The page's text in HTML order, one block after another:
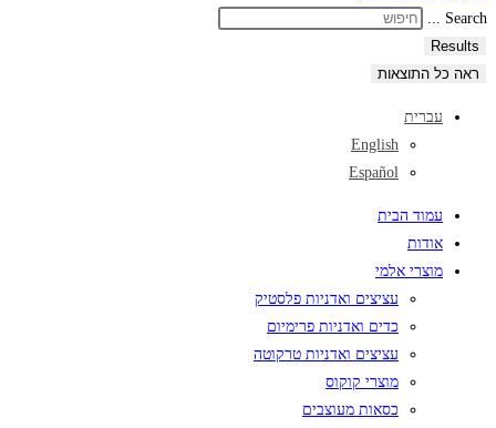
Search ...
Results
ראה כל התוצאות
עברית
English
Español
עמוד הבית
אודות
מוצרי אלמי
עציצים ואדניות פלסטיק
כדים ואדניות פרימיום
עציצים ואדניות טרקוטה
מוצרי קוקוס
כסאות מעוצבים